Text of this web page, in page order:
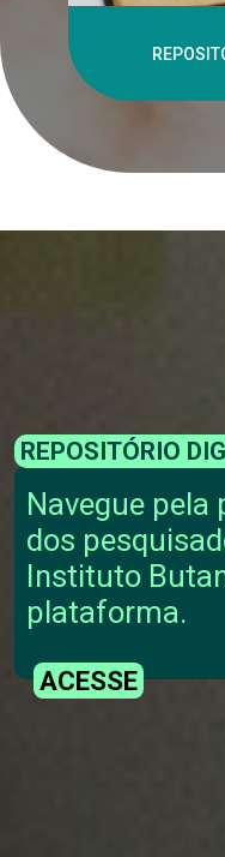
REPOSITÓRIO
Navegue
dos
Instituto
plataforma.
ACESSE